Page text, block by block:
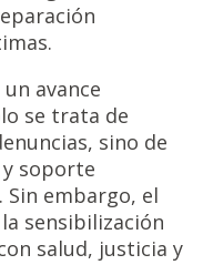
avance
se trata de
sino de
soporte
embargo, el
sensibilización
salud, justicia y